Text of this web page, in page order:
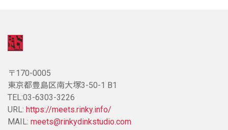
〒170-0005
東京都豊島区南大塚3-50-1 B1
TEL:03-6303-3226
URL: https://meets.rinky.info/
MAIL: meets@rinkydinkstudio.com